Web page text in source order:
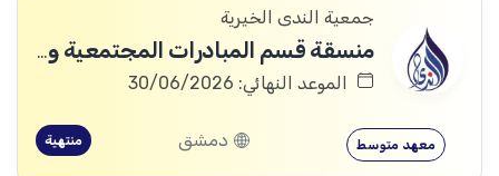
جمعية الندى الخيرية
منسقة قسم المبادرات المجتمعية والشبابية
الموعد النهائي: 30/06/2026
معهد متوسط دمشق منتهية